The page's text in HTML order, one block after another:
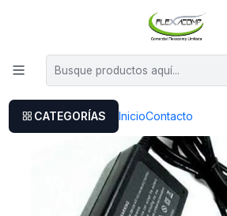
CATEGORÍAS InicioContacto
Este es el texto del slide